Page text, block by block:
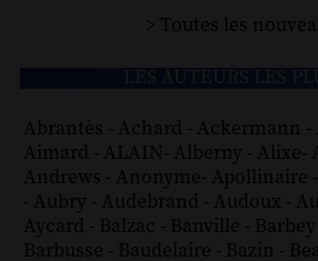
> Toutes les
Abrantès - Achard - Ackermann -
Aimard - ALAIN- Alberny - Alixe-
Andrews - Anonyme- Apollinaire -
- Aubry - Audebrand - Audoux -
Aycard - Balzac - Banville -
Barbusse - Baudelaire - Bazin -